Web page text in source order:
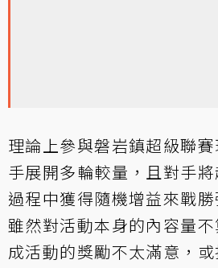
理論上參與磐岩鎮超級聯
手展開多輪較量，且對手
過程中獲得隨機增益來戰
雖然對活動本身的內容量
成活動的獎勵不太滿意，